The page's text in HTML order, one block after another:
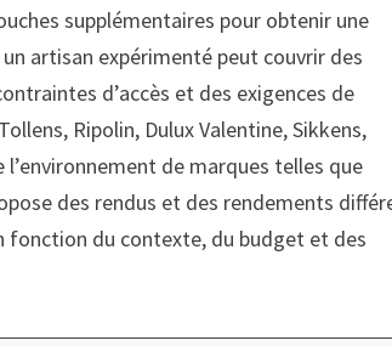
supplémentaires pour obtenir une
artisan expérimenté peut couvrir des
d’accès et des exigences de
Ripolin, Dulux Valentine, Sikkens,
de marques telles que
des rendus et des rendements
fonction du contexte, du budget et des